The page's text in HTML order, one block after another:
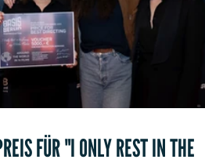
FÜR "I ONLY REST IN THE